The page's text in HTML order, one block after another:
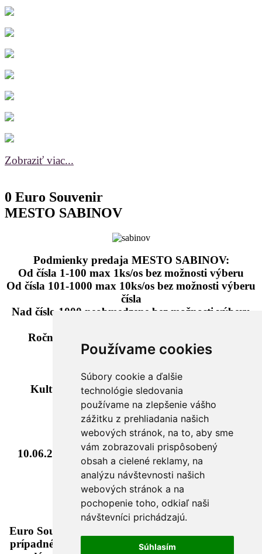
Používame cookies
Súbory cookie a ďalšie
technológie sledovania
používame na zlepšenie vášho
zážitku z prehliadania našich
webových stránok, na to, aby sme
vám zobrazovali prispôsobený
obsah a cielené reklamy, na
analýzu návštevnosti našich
webových stránok a na
pochopenie toho, odkiaľ naši
návštevníci prichádzajú.
Súhlasím
Zobraziť viac...
0 Euro Souvenir
MESTO SABINOV
Podmienky predaja MESTO SABINOV:
Od čísla 1-100 max 1ks/os bez možnosti výberu
Od čísla 101-1000 max 10ks/os bez možnosti výberu
čísla
Nad číslo 1000 neobmedzene bez možnosti výberu
Ročníkové čísla od 1920-2024 max 1ks/os s
možnosťou výberu čísla
Miesto predaja:
Kultúrne a informačné centrum Na korze,
Námestie slobody č. 62,
083 01 Sabinov
Začiatok predaja:
10.06.2024 od 09.00,www.kulturnestredisko.sk
Náklad: 5000ks
Cena: 3€/ks
Euro Souvenir Slovensko nenesie zodpovednosť za
prípadné zmeny v podmienkach predaja zo strany